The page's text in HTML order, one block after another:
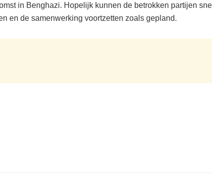
in Benghazi. Hopelijk kunnen de betrokken partijen
en de samenwerking voortzetten zoals gepland.